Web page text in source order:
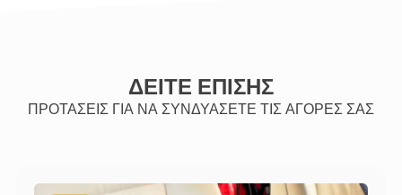
ΔΕΙΤΕ ΕΠΙΣΗΣ
ΠΡΟΤΑΣΕΙΣ ΓΙΑ ΝΑ ΣΥΝΔΥΑΣΕΤΕ ΤΙΣ ΑΓΟΡΕΣ ΣΑΣ